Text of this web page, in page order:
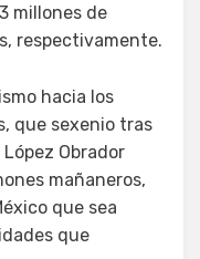
millones de
respectivamente.
hacia los
que sexenio tras
Obrador
mañaneros,
que sea
que